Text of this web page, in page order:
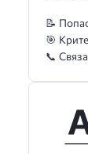
📝
🎯
📞